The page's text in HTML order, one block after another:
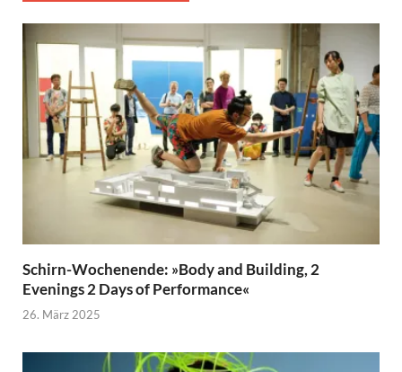
Schirn-Wochenende: »Body and Building, 2
Evenings 2 Days of Performance«
26. März 2025